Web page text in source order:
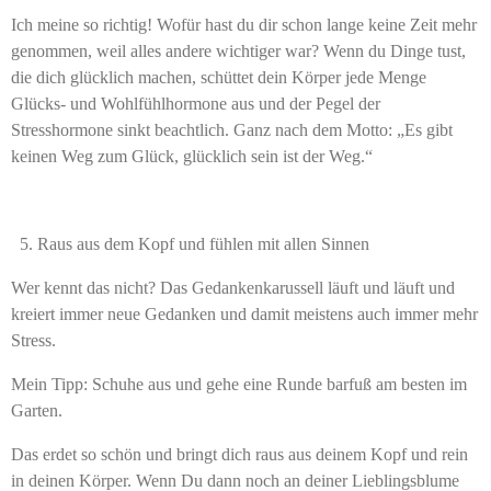
Ich meine so richtig! Wofür hast du dir schon lange keine Zeit mehr
genommen, weil alles andere wichtiger war? Wenn du Dinge tust,
die dich glücklich machen, schüttet dein Körper jede Menge
Glücks- und Wohlfühlhormone aus und der Pegel der
Stresshormone sinkt beachtlich. Ganz nach dem Motto: „Es gibt
keinen Weg zum Glück, glücklich sein ist der Weg.“
Raus aus dem Kopf und fühlen mit allen Sinnen
Wer kennt das nicht? Das Gedankenkarussell läuft und läuft und
kreiert immer neue Gedanken und damit meistens auch immer mehr
Stress.
Mein Tipp: Schuhe aus und gehe eine Runde barfuß am besten im
Garten.
Das erdet so schön und bringt dich raus aus deinem Kopf und rein
in deinen Körper. Wenn Du dann noch an deiner Lieblingsblume